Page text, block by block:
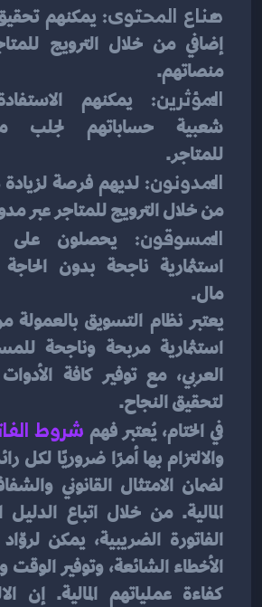
صناع المحتوى:
منصاتهم.
المؤثرين:
للمتاجر.
المدونون:
من خلال الترويج للمتاجر عبر
المسوقون:
مال.
لتحقيق النجاح.
في الختام، يُعتبر فهم شروط